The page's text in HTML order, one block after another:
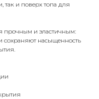
так и поверх топа для
прочным и эластичным:
сохраняют насыщенность